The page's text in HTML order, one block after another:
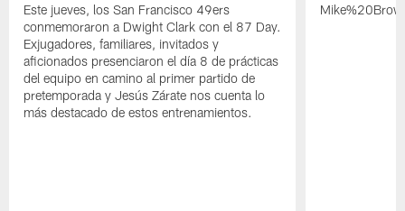
Este jueves, los San Francisco 49ers
conmemoraron a Dwight Clark con el 87 Day.
Exjugadores, familiares, invitados y
aficionados presenciaron el día 8 de prácticas
del equipo en camino al primer partido de
pretemporada y Jesús Zárate nos cuenta lo
más destacado de estos entrenamientos.